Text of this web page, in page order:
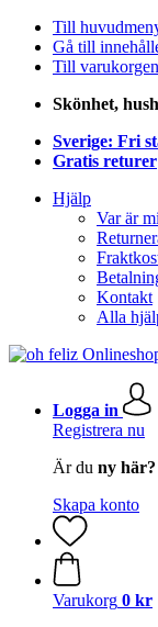
Till
Gå till
Till varukorgen
Skönhet,
Sverige: Fri
Gratis returer
Hjälp
Var är
Kontakt
Alla
Logga in
Registrera nu
Är du ny här?
Skapa konto
Varukorg 0 kr